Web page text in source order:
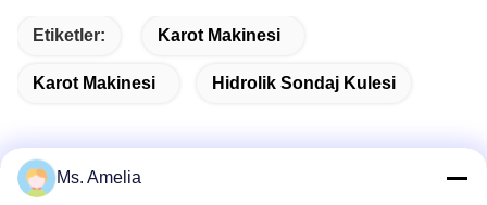
Etiketler: Karot Makinesi
Karot Makinesi Hidrolik Sondaj Kulesi
Ms. Amelia